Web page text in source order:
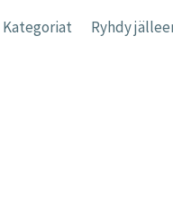
Kategoriat Ryhdy